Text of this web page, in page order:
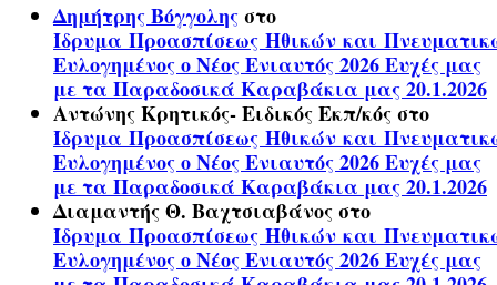
Δημήτρης Βόγγοληςστο
Ίδρυμα Προασπίσεως Ηθικών και
Ευλογημένος ο Νέος Ενιαυτός 2026 Ευχές μας
με τα Παραδοσικά Καραβάκια μας 20.1.2026
Αντώνης Κρητικός- Ειδικός Εκπ/κόςστο
Ίδρυμα Προασπίσεως Ηθικών και
Ευλογημένος ο Νέος Ενιαυτός 2026 Ευχές μας
με τα Παραδοσικά Καραβάκια μας 20.1.2026
Διαμαντής Θ. Βαχτσιαβάνοςστο
Ίδρυμα Προασπίσεως Ηθικών και
Ευλογημένος ο Νέος Ενιαυτός 2026 Ευχές μας